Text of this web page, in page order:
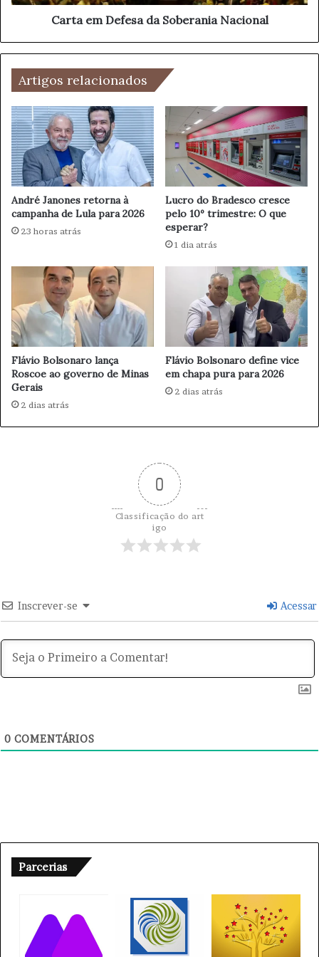
A
p
r
i
m
o
r
a
m
e
E
n
s
i
n
o
d
e
a
S
o
b
e
r
a
n
i
a
n
a
l
Carta em Defesa da Soberania Nacional
Artigos relacionados
André Janones retorna à
campanha de Lula para 2026
23 horas atrás
Lucro do Bradesco cresce
pelo 10º trimestre: O que
esperar?
1 dia atrás
Flávio Bolsonaro lança
Roscoe ao governo de Minas
Gerais
2 dias atrás
Flávio Bolsonaro define vice
em chapa pura para 2026
2 dias atrás
0
Classificação do art
igo
Inscrever-se Acessar
0 COMENTÁRIOS
Parcerias